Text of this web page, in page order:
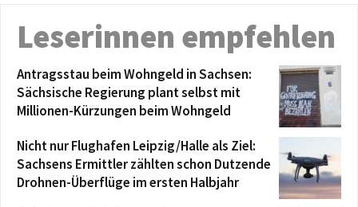
Leserinnen empfehlen
Antragsstau beim Wohngeld in Sachsen:
Sächsische Regierung plant selbst mit
Millionen-Kürzungen beim Wohngeld
Nicht nur Flughafen Leipzig/Halle als Ziel:
Sachsens Ermittler zählten schon Dutzende
Drohnen-Überflüge im ersten Halbjahr